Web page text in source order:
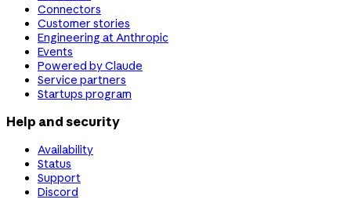
Connectors
Customer stories
Engineering at Anthropic
Events
Powered by Claude
Service partners
Startups program
Help and security
Availability
Status
Support
Discord